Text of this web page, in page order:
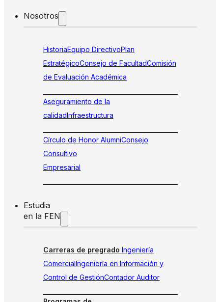
Nosotros
HistoriaEquipo DirectivoPlan
EstratégicoConsejo de FacultadComisión
de Evaluación Académica
Aseguramiento de la
calidadInfraestructura
Círculo de Honor AlumniConsejo
Consultivo
Empresarial
Estudia
en la FEN
Carreras de pregrado Ingeniería
ComercialIngeniería en Información y
Control de GestiónContador Auditor